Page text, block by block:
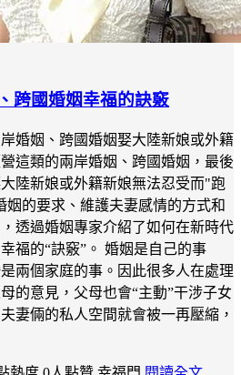
跨國婚姻幸福的訣竅
婚姻、跨國婚姻娶大陸新娘或外籍
這類的兩岸婚姻、跨國婚姻，最後
陸新娘或外籍新娘無法忍受而"跑
的要求、維護夫妻感情的方式和
透過婚姻專家介紹了如何在新時代
福的“訣竅”。 婚姻是自己的事
兩個家庭的事。因此很多人在處理
的意見，父母也會“主動”干涉子女
妻倆的私人空間就會被一再壓縮，